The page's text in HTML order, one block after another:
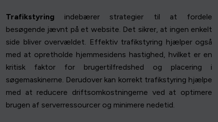
Trafikstyring indebærer strategier til at fordele
besøgende jævnt på et website. Det sikrer, at ingen enkelt
side bliver overvældet. Effektiv trafikstyring hjælper også
med at opretholde hjemmesidens hastighed, hvilket er en
kritisk faktor for brugertilfredshed og placering i
søgemaskinerne. Derudover kan korrekt trafikstyring hjælpe
med at reducere driftsomkostningerne ved at optimere
brugen af serverressourcer og minimere nedetid.